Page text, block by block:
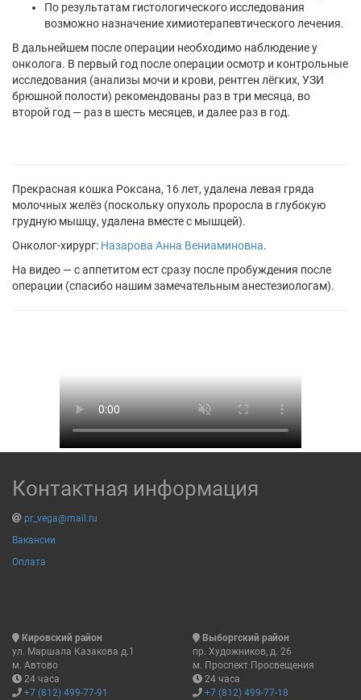
По результатам гистологического исследования
возможно назначение химиотерапевтического лечения.
В дальнейшем после операции необходимо наблюдение у
онколога. В первый год после операции осмотр и контрольные
исследования (анализы мочи и крови, рентген лёгких, УЗИ
брюшной полости) рекомендованы раз в три месяца, во
второй год — раз в шесть месяцев, и далее раз в год.
Прекрасная кошка Роксана, 16 лет, удалена левая гряда
молочных желёз (поскольку опухоль проросла в глубокую
грудную мышцу, удалена вместе с мышцей).
Онколог-хирург: Назарова Анна Вениаминовна.
На видео — с аппетитом ест сразу после пробуждения после
операции (спасибо нашим замечательным анестезиологам).
Контактная информация
pr_vega@mail.ru
Вакансии
Оплата
Кировский район
ул. Маршала Казакова д.1
м. Автово
24 часа
+7 (812) 499-77-91
Выборгский район
пр. Художников, д. 26
м. Проспект Просвещения
24 часа
+7 (812) 499-77-18